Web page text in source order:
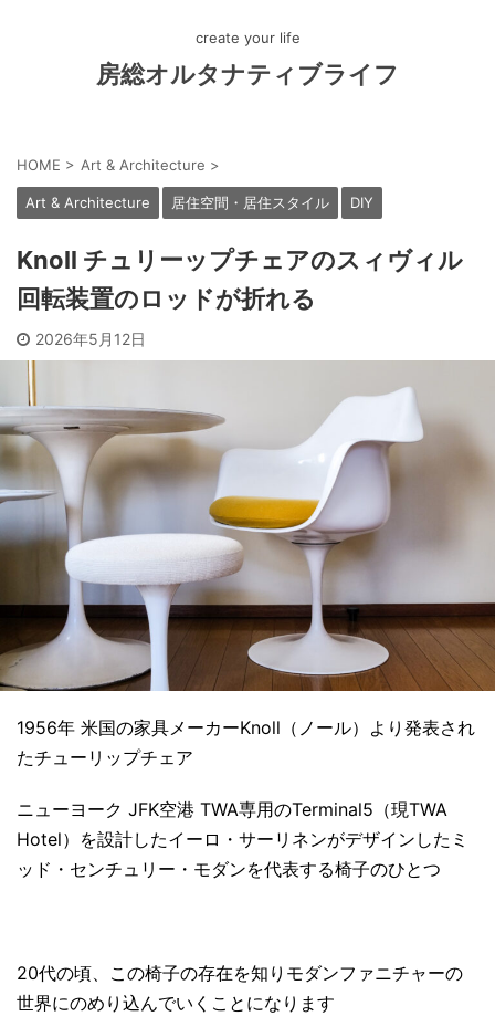
create your life
房総オルタナティブライフ
HOME > Art & Architecture >
Art & Architecture 居住空間・居住スタイル DIY
Knoll チュリーップチェアのスィヴィル
回転装置のロッドが折れる
2026年5月12日
1956年 米国の家具メーカーKnoll（ノール）より発表され
たチューリップチェア
ニューヨーク JFK空港 TWA専用のTerminal5（現TWA
Hotel）を設計したイーロ・サーリネンがデザインしたミ
ッド・センチュリー・モダンを代表する椅子のひとつ
20代の頃、この椅子の存在を知りモダンファニチャーの
世界にのめり込んでいくことになります